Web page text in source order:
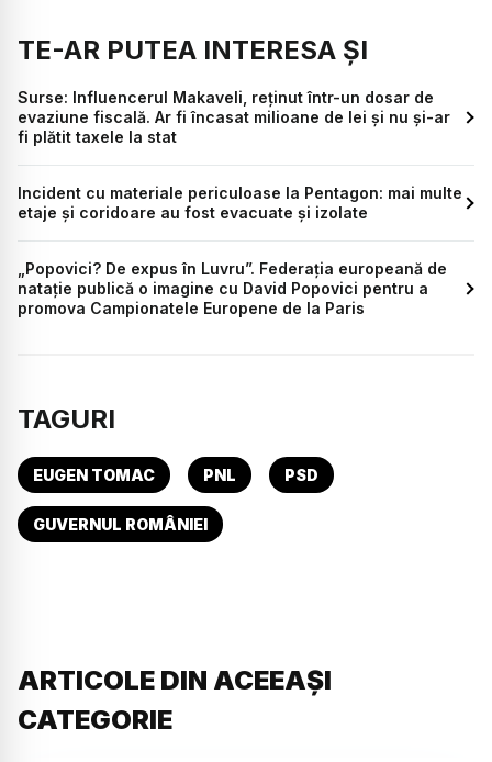
TE-AR PUTEA INTERESA ȘI
Surse: Influencerul Makaveli, reținut într-un dosar de
evaziune fiscală. Ar fi încasat milioane de lei și nu și-ar
fi plătit taxele la stat
Incident cu materiale periculoase la Pentagon: mai multe
etaje și coridoare au fost evacuate și izolate
„Popovici? De expus în Luvru”. Federația europeană de
natație publică o imagine cu David Popovici pentru a
promova Campionatele Europene de la Paris
TAGURI
EUGEN TOMAC PNL PSD
GUVERNUL ROMÂNIEI
ARTICOLE DIN ACEEAȘI
CATEGORIE